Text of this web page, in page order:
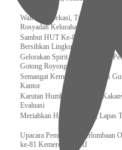
Wali Kota Bekasi, Tri Adhianto
Rosyadah Kelurahan Jatirasa
Sambut HUT Ke-81
Bersihkan Lingkungan Kantor
Gelorakan Spirit Kemerdekaan,
Gotong Royong Kurve Masjid
Semangat Kemerdekaan, Lapas
Kantor
Karutan Humbahas Sambut
Evaluasi
Meriahkan HUT RI ke-81, Lapas
Upacara Pembukaan Perlombaan
ke-81 Kemerdekaan RI